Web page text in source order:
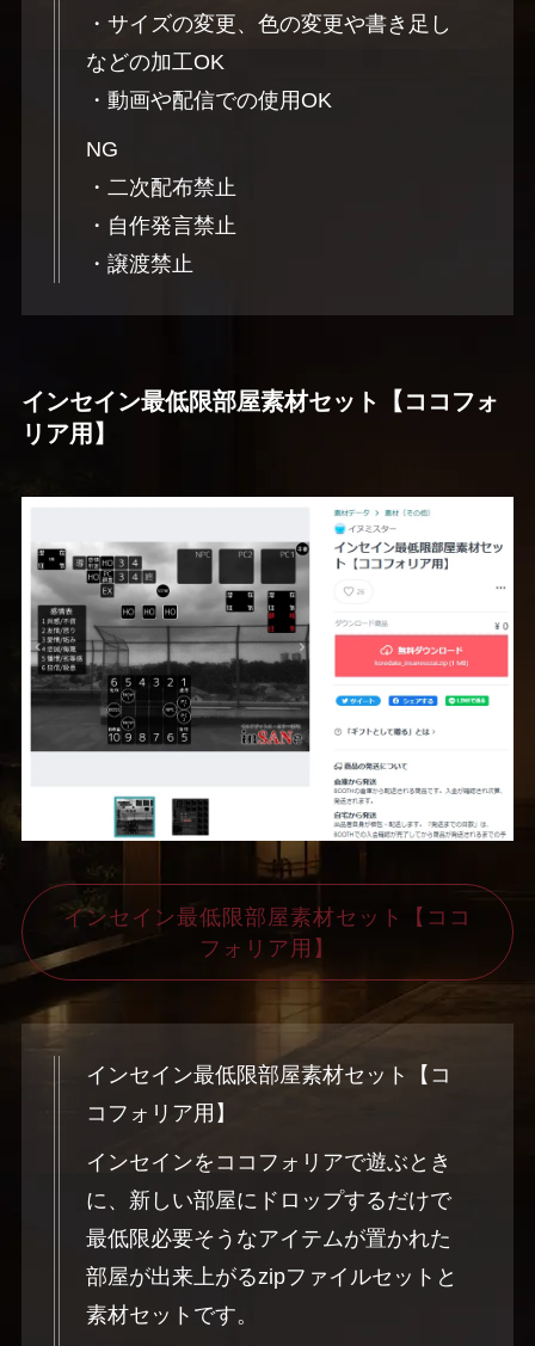
・サイズの変更、色の変更や書き足し
などの加工OK
・動画や配信での使用OK
NG
・二次配布禁止
・自作発言禁止
・譲渡禁止
インセイン最低限部屋素材セット【ココフォ
リア用】
インセイン最低限部屋素材セット【ココ
フォリア用】
インセイン最低限部屋素材セット【コ
コフォリア用】
インセインをココフォリアで遊ぶとき
に、新しい部屋にドロップするだけで
最低限必要そうなアイテムが置かれた
部屋が出来上がるzipファイルセットと
素材セットです。